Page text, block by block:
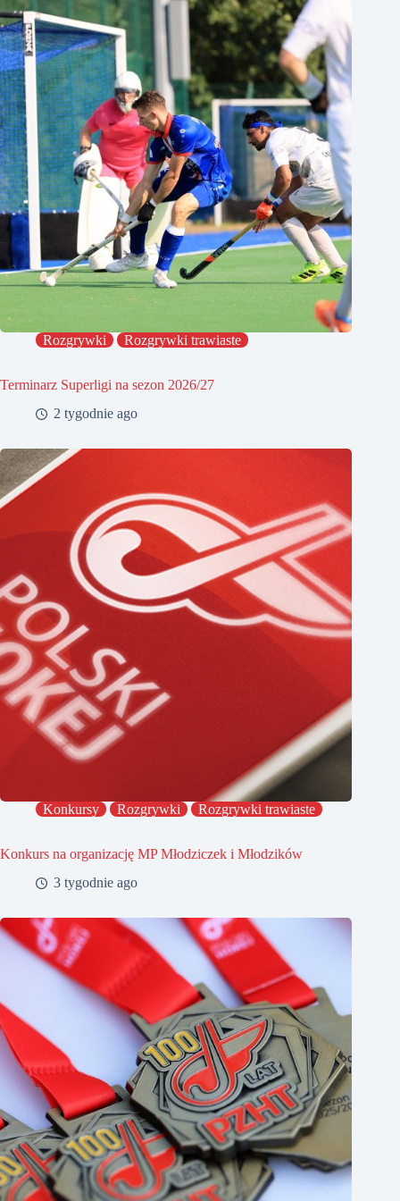
Rozgrywki Rozgrywki trawiaste
Terminarz Superligi na sezon 2026/27
2 tygodnie ago
Konkursy Rozgrywki Rozgrywki trawiaste
Konkurs na organizację MP Młodziczek i Młodzików
3 tygodnie ago